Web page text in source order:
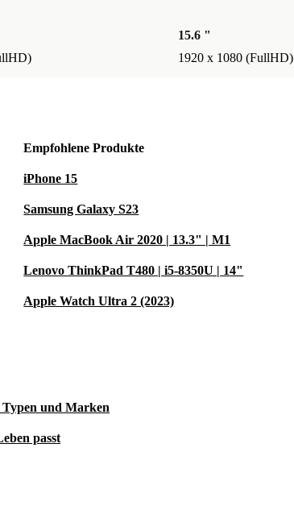
Dell
15.6 "
1920 x 1080 (FullHD)
Empfohlene Produkte
iPhone 15
Samsung Galaxy S23
Apple MacBook Air 2020 | 13.3" | M1
Lenovo ThinkPad T480 | i5-8350U | 14"
Apple Watch Ultra 2 (2023)
und Marken
passt